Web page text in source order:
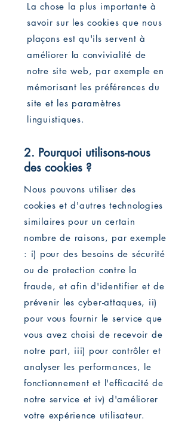
La chose la plus importante à
savoir sur les cookies que nous
plaçons est qu'ils servent à
améliorer la convivialité de
notre site web, par exemple en
mémorisant les préférences du
site et les paramètres
linguistiques.
2. Pourquoi utilisons-nous
des cookies ?
Nous pouvons utiliser des
cookies et d'autres technologies
similaires pour un certain
nombre de raisons, par exemple
: i) pour des besoins de sécurité
ou de protection contre la
fraude, et afin d'identifier et de
prévenir les cyber-attaques, ii)
pour vous fournir le service que
vous avez choisi de recevoir de
notre part, iii) pour contrôler et
analyser les performances, le
fonctionnement et l'efficacité de
notre service et iv) d'améliorer
votre expérience utilisateur.